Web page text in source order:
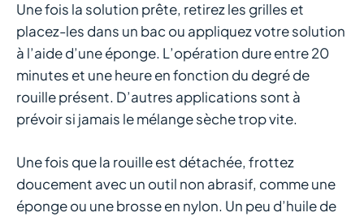
Une fois la solution prête, retirez les grilles et
placez-les dans un bac ou appliquez votre solution
à l’aide d’une éponge. L’opération dure entre 20
minutes et une heure en fonction du degré de
rouille présent. D’autres applications sont à
prévoir si jamais le mélange sèche trop vite.
Une fois que la rouille est détachée, frottez
doucement avec un outil non abrasif, comme une
éponge ou une brosse en nylon. Un peu d’huile de